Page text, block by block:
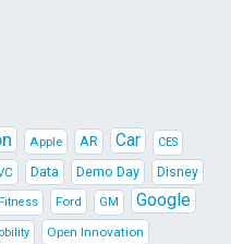
Apple AR Car CES
Data Demo Day
Disney
Fitness Ford GM Google
Open Innovation